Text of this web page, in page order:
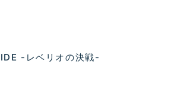
-レベリオの決戦-